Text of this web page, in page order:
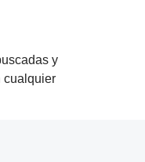
y
cualquier